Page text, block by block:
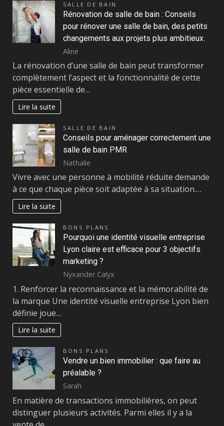
SALLE DE BAIN
Rénovation de salle de bain : Conseils
pour rénover une salle de bain, des petits
changements aux projets plus ambitieux.
Aline
La rénovation d’une salle de bain peut transformer
complètement l’aspect et la fonctionnalité de cette
pièce essentielle de…
Lire la suite
SALLE DE BAIN
Conseils pour aménager correctement une
salle de bain PMR
Nathalie
Vivre avec une personne à mobilité réduite demande
à ce que chaque pièce soit adaptée à sa situation.…
Lire la suite
BONS PLANS
Pourquoi une identité visuelle entreprise
Lyon claire est efficace pour 3 objectifs
marketing ?
Nyxander Calyx
1. Renforcer la reconnaissance et la mémorabilité de
la marque Une identité visuelle entreprise Lyon bien
définie joue…
Lire la suite
BONS PLANS
Vendre un bien immobilier : que faire au
préalable ?
Sarah
En matière de transactions immobilières, on peut
distinguer plusieurs activités. Parmi elles il y a la